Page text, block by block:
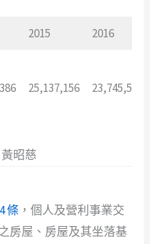
2015 2016
25,137,156 23,745,524
昭慈
條 ，個人及營利事業交
房屋、房屋及其坐落基